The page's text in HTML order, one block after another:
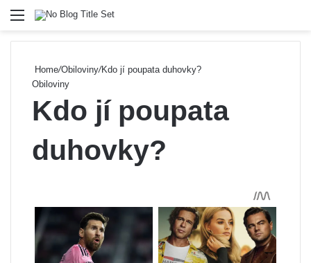
Menu
Home/Obiloviny/Kdo jí poupata duhovky?
Obiloviny
Kdo jí poupata
duhovky?